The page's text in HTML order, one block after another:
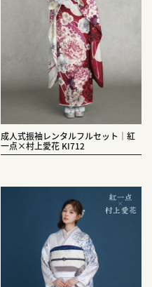
成人式振袖レンタルフルセット｜紅
一点×村上愛花 KI712